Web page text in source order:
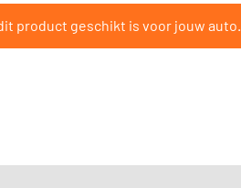
product geschikt is voor jouw auto.